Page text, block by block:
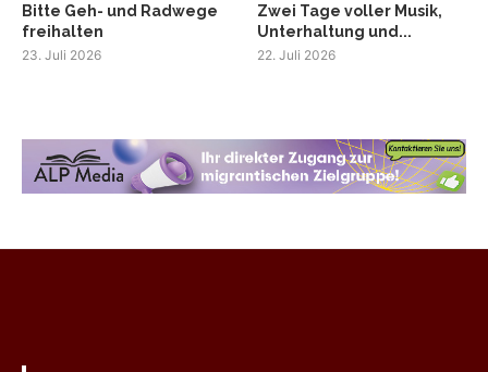
Bitte Geh- und Radwege
freihalten
23. Juli 2026
Zwei Tage voller Musik,
Unterhaltung und...
22. Juli 2026